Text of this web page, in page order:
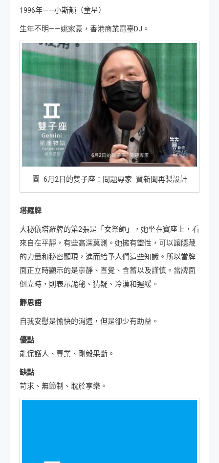
1996年——小斯韻（童星）
生年不明——姚家豪，香港商業電臺DJ。
圖 6月2日的雙子座：問題專家 贊新聞再製設計
塔羅牌
大秘儀塔羅牌的第2張是「女祭師」，她坐在寶座上，看
來自在平靜，有些高深莫測。她擁有靈性，可以讓隱藏
的力量和秘密顯現，進而給予人們這些知識。所以當牌
面正立時顯示的是寧靜、直覺、含蓄以及謹慎。當牌面
倒立時，則表示詭秘、猜疑、冷漠和遲緩。
靜思語
自我安慰是愉快的消遣，但是卻少有助益。
優點
能保護人、專業、剛毅果斷。
缺點
苛求、無節制、耽於享樂。